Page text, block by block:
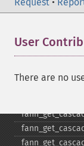
User
There are no